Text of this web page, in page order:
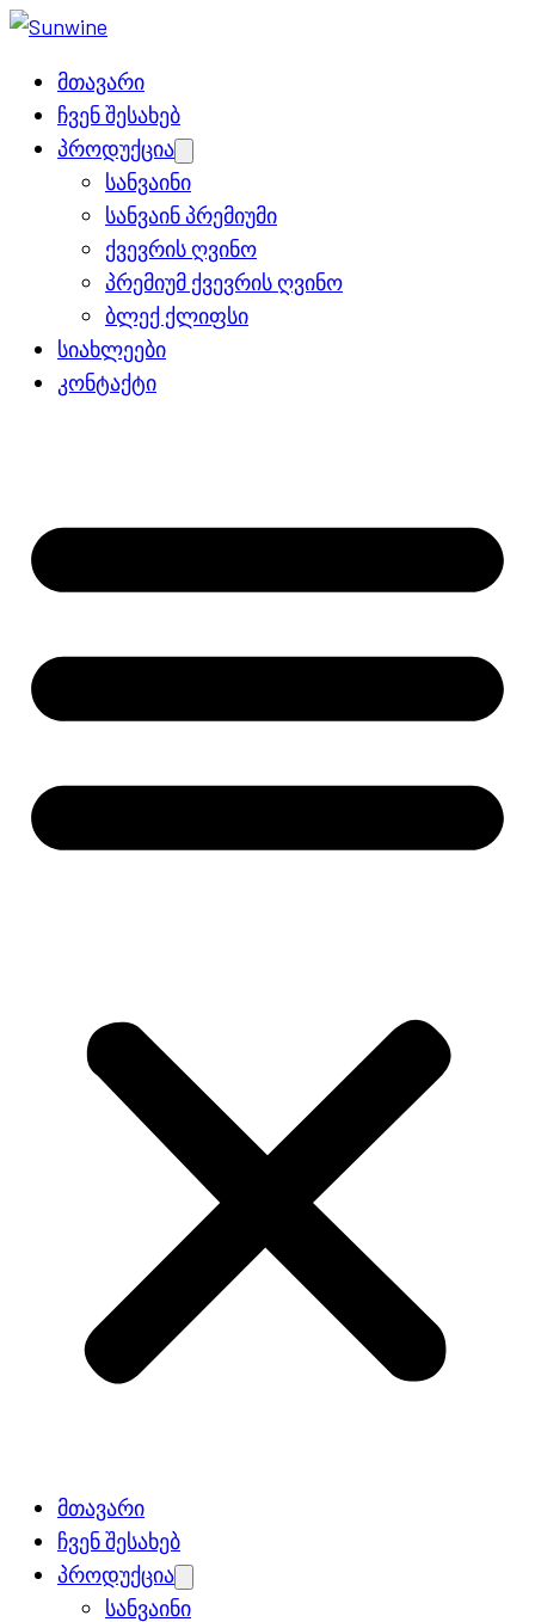
მთავარი
ჩვენ შესახებ
პროდუქცია
menu
სანვაინი
სანვაინ პრემიუმი
ქვევრის ღვინო
პრემიუმ ქვევრის ღვინო
ბლექ ქლიფსი
სიახლეები
კონტაქტი
მთავარი
ჩვენ შესახებ
პროდუქცია
menu
სანვაინი